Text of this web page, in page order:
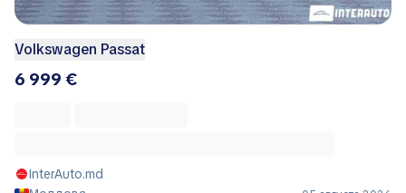
Volkswagen Passat
6 999 €
InterAuto.md